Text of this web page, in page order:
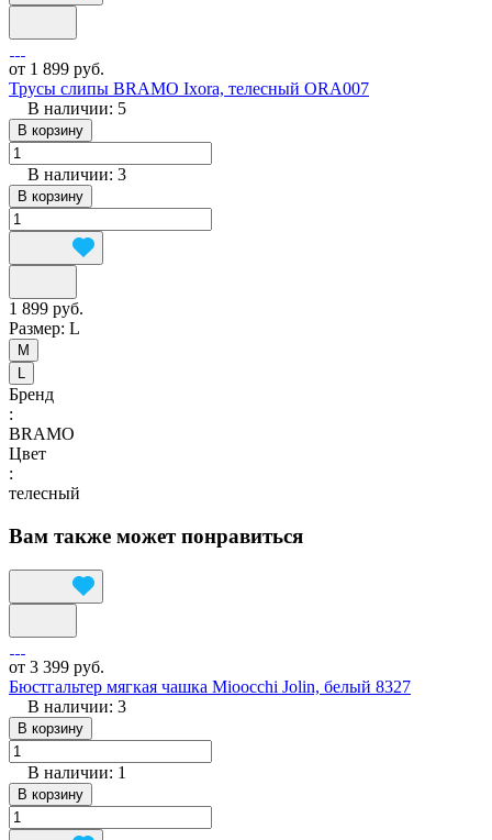
от 1 899 руб.
Трусы слипы BRAMO Ixora, телесный ORA007
В наличии: 5
В корзину
В наличии: 3
В корзину
1 899 руб.
Размер: L
M
L
Бренд
:
BRAMO
Цвет
:
телесный
Вам также может понравиться
от 3 399 руб.
Бюстгальтер мягкая чашка Mioocchi Jolin, белый 8327
В наличии: 3
В корзину
В наличии: 1
В корзину